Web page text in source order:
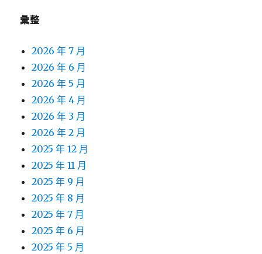
彙整
2026 年 7 月
2026 年 6 月
2026 年 5 月
2026 年 4 月
2026 年 3 月
2026 年 2 月
2025 年 12 月
2025 年 11 月
2025 年 9 月
2025 年 8 月
2025 年 7 月
2025 年 6 月
2025 年 5 月